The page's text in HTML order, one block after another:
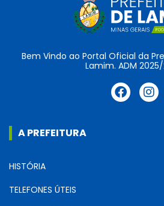
Bem Vindo ao Portal Oficial da
Lamim. ADM
A PREFEITURA
HISTÓRIA
TELEFONES ÚTEIS